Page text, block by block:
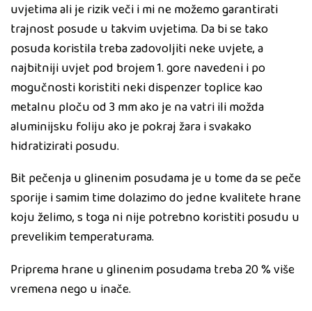
uvjetima ali je rizik veči i mi ne možemo garantirati
trajnost posude u takvim uvjetima. Da bi se tako
posuda koristila treba zadovoljiti neke uvjete, a
najbitniji uvjet pod brojem 1. gore navedeni i po
mogučnosti koristiti neki dispenzer toplice kao
metalnu ploču od 3 mm ako je na vatri ili možda
aluminijsku foliju ako je pokraj žara i svakako
hidratizirati posudu.
Bit pečenja u glinenim posudama je u tome da se peče
sporije i samim time dolazimo do jedne kvalitete hrane
koju želimo, s toga ni nije potrebno koristiti posudu u
prevelikim temperaturama.
Priprema hrane u glinenim posudama treba 20 % više
vremena nego u inače.